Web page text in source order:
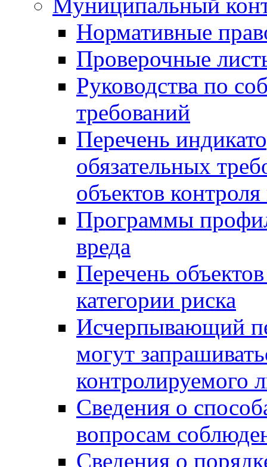
Муниципальный
Нормативные
Проверочные
Руководства по
требований
Перечень
обязательных
объектов
Программы
вреда
Перечень
категории риска
Исчерпывающий
могут
контролируемого
Сведения о
вопросам
Сведения о